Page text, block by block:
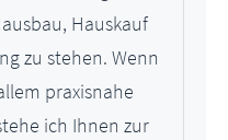
Hauskauf
zu stehen. Wenn
praxisnahe
ich Ihnen zur